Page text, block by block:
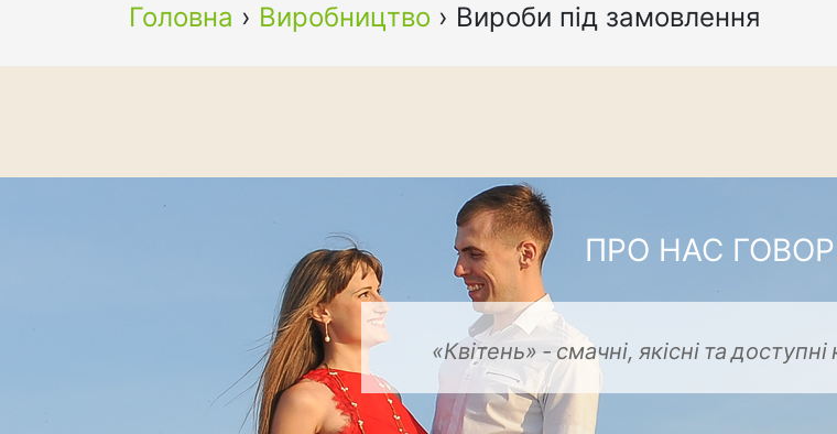
Головна › Виробництво › Вироби пiд замовлення
ПРО НАС
«Квітень» - смачні, якісні тадоступні